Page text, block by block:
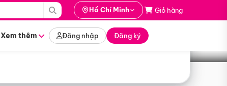
Hồ Chí Minh Giỏ hàng
Xem thêm Đăng nhập Đăng ký
Tìm tour